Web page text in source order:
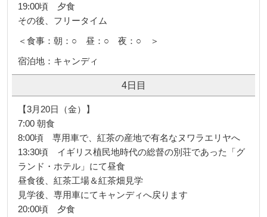
19:00頃 夕食
その後、フリータイム
＜食事：朝：○ 昼：○ 夜：○ ＞
宿泊地：キャンディ
4日目
【3月20日（金）】
7:00 朝食
8:00頃 専用車で、紅茶の産地で有名なヌワラエリヤへ
13:30頃 イギリス植民地時代の総督の別荘であった「グ
ランド・ホテル」にて昼食
昼食後、紅茶工場＆紅茶畑見学
見学後、専用車にてキャンディへ戻ります
20:00頃 夕食